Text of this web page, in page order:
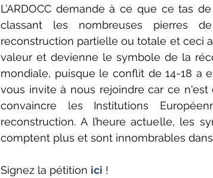
L’ARDOCC demande à ce que ce tas
classant les nombreuses pierres
reconstruction partielle ou totale et ceci
valeur et devienne le symbole de la
mondiale, puisque le conflit de 14-18 a
vous invite à nous rejoindre car ce
convaincre les Institutions
reconstruction. A l’heure actuelle, les
comptent plus et sont innombrables
Signez la pétition ici !